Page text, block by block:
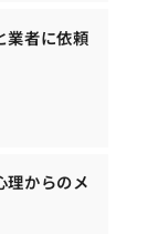
業者に依頼
理からのメ